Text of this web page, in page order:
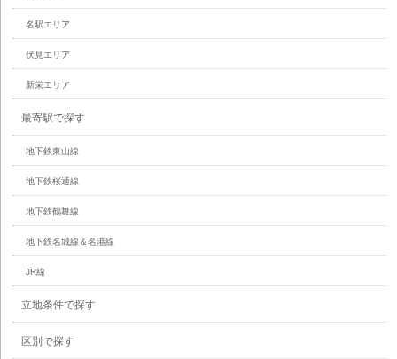
名駅エリア
伏見エリア
新栄エリア
最寄駅で探す
地下鉄東山線
地下鉄桜通線
地下鉄鶴舞線
地下鉄名城線＆名港線
JR線
立地条件で探す
区別で探す